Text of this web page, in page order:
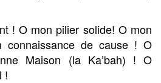
! O mon pilier solide! O mon
connaissance de cause ! O
Maison (la Ka’bah) ! O
!